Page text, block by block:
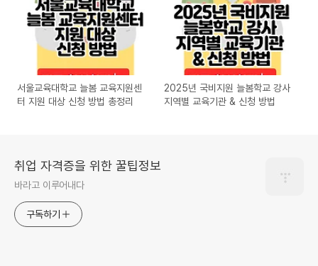
서울교육대학교 늘봄 교육지원센
터 지원 대상 신청 방법 총정리
2025년 국비지원 늘봄학교 강사
지역별 교육기관 & 신청 방법
취업 자격증을 위한 꿀팁정보
바라고 이루어내다
구독하기